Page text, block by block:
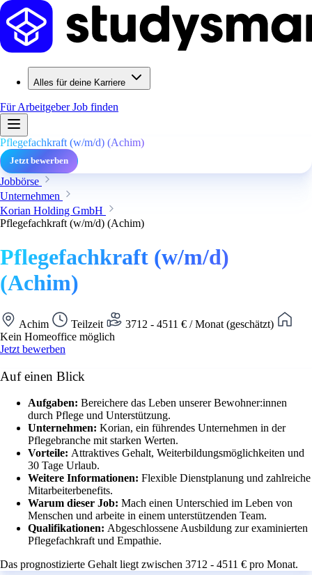
Alles für deine Karriere
Für ArbeitgeberJob finden
Pflegefachkraft (w/m/d) (Achim)
Jetzt bewerben
Jobbörse
Unternehmen
Korian Holding GmbH
Pflegefachkraft (w/m/d) (Achim)
Pflegefachkraft (w/m/d)
(Achim)
Achim Teilzeit
3712 - 4511 € / Monat (geschätzt)
Kein Homeoffice möglich
Jetzt bewerben
Auf einen Blick
Aufgaben: Bereichere das Leben unserer Bewohner:innen
durch Pflege und Unterstützung.
Unternehmen: Korian, ein führendes Unternehmen in der
Pflegebranche mit starken Werten.
Vorteile: Attraktives Gehalt, Weiterbildungsmöglichkeiten und
30 Tage Urlaub.
Weitere Informationen: Flexible Dienstplanung und zahlreiche
Mitarbeiterbenefits.
Warum dieser Job: Mach einen Unterschied im Leben von
Menschen und arbeite in einem unterstützenden Team.
Qualifikationen: Abgeschlossene Ausbildung zur examinierten
Pflegefachkraft und Empathie.
Das prognostizierte Gehalt liegt zwischen 3712 - 4511 € pro Monat.